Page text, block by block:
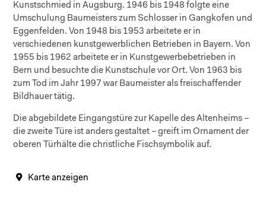
Kunstschmied in Augsburg. 1946 bis 1948 folgte eine
Umschulung Baumeisters zum Schlosser in Gangkofen und
Eggenfelden. Von 1948 bis 1953 arbeitete er in
verschiedenen kunstgewerblichen Betrieben in Bayern. Von
1955 bis 1962 arbeitete er in Kunstgewerbebetrieben in
Bern und besuchte die Kunstschule vor Ort. Von 1963 bis
zum Tod im Jahr 1997 war Baumeister als freischaffender
Bildhauer tätig.
Die abgebildete Eingangstüre zur Kapelle des Altenheims –
die zweite Türe ist anders gestaltet – greift im Ornament der
oberen Türhälte die christliche Fischsymbolik auf.
Karte anzeigen